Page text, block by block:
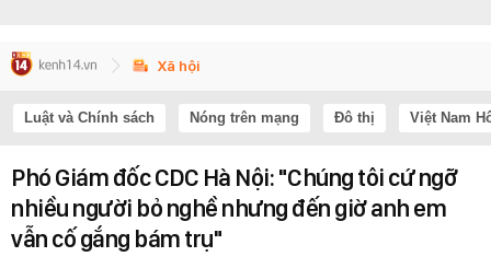
Xã hội
Luật và Chính sách Nóng trên mạng Đô thị Việt Nam
Phó Giám đốc CDC Hà Nội: "Chúng tôi cứ ngỡ
nhiều người bỏ nghề nhưng đến giờ anh em
vẫn cố gắng bám trụ"